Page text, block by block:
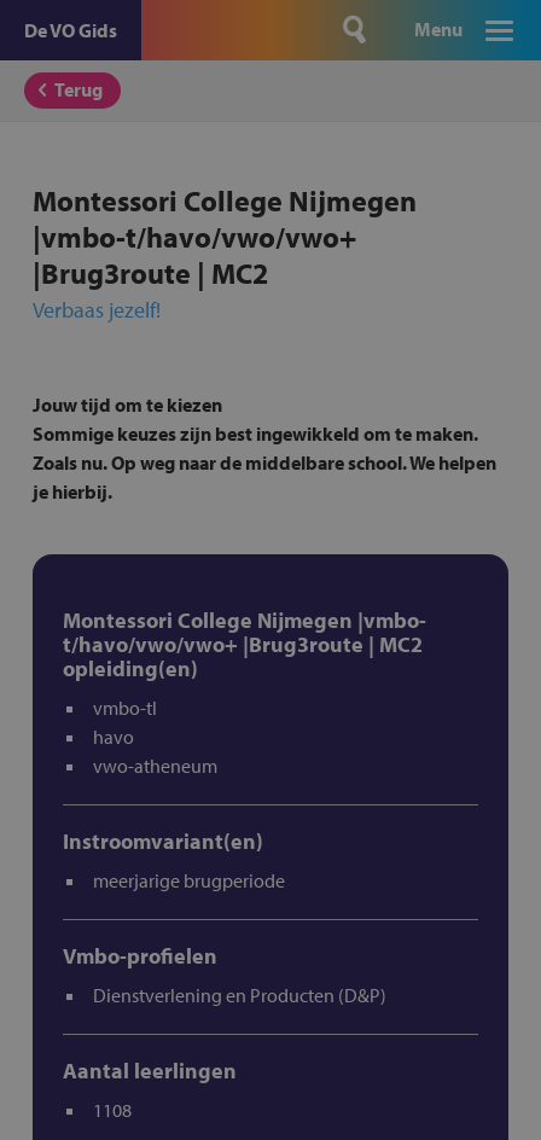
De VO Gids Menu
Terug
Montessori College Nijmegen
|vmbo-t/havo/vwo/vwo+
|Brug3route | MC2
Verbaas jezelf!
Jouw tijd om te kiezen
Sommige keuzes zijn best ingewikkeld om te maken.
Zoals nu. Op weg naar de middelbare school. We helpen
je hierbij.
Montessori College Nijmegen |vmbo-
t/havo/vwo/vwo+ |Brug3route | MC2
opleiding(en)
vmbo-tl
havo
vwo-atheneum
Instroomvariant(en)
meerjarige brugperiode
Vmbo-profielen
Dienstverlening en Producten (D&P)
Aantal leerlingen
1108